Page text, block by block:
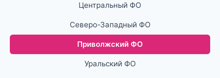
Центральный ФО
Северо-Западный ФО
Приволжский ФО
Уральский ФО